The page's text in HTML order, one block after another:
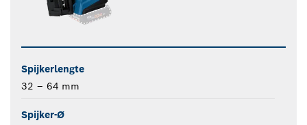
Spijkerlengte
32 – 64 mm
Spijker-Ø